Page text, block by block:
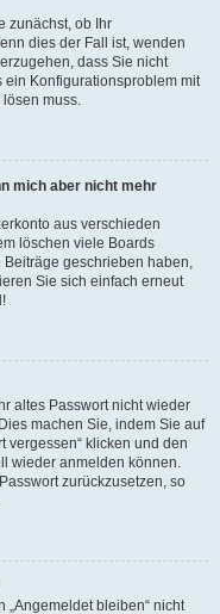
zunächst, ob Ihr
dies der Fall ist, wenden
dass Sie nicht
ein Konfigurationsproblem mit
muss.
mich aber nicht mehr
aus verschieden
löschen viele Boards
geschrieben haben,
Sie sich einfach erneut
altes Passwort nicht wieder
machen Sie, indem Sie auf
vergessen“ klicken und den
wieder anmelden können.
zurückzusetzen, so
„Angemeldet bleiben“ nicht